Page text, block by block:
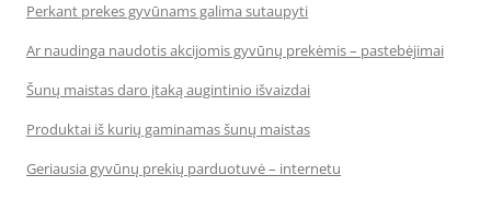
Perkant prekes gyvūnams galima sutaupyti
Ar naudinga naudotis akcijomis gyvūnų prekėmis – pastebėjimai
Šunų maistas daro įtaką augintinio išvaizdai
Produktai iš kurių gaminamas šunų maistas
Geriausia gyvūnų prekių parduotuvė – internetu